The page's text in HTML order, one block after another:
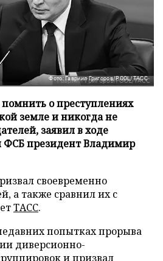
Фото: Гавриил Григоров/POOL/ТАСС
помнить о преступлениях
земле и никогда не
заявил в ходе
ФСБ президент Владимир
своевременно
а также сравнил их с
ТАСС.
попытках прорыва
диверсионно-
и призвал